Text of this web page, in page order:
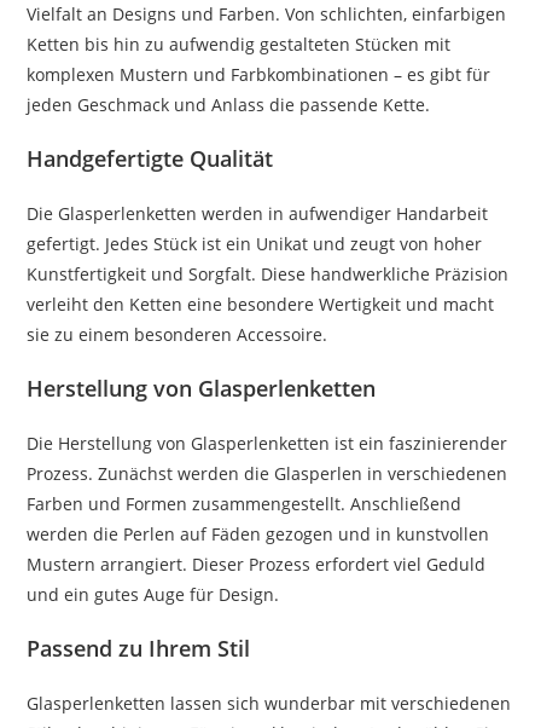
Vielfalt an Designs und Farben. Von schlichten, einfarbigen
Ketten bis hin zu aufwendig gestalteten Stücken mit
komplexen Mustern und Farbkombinationen – es gibt für
jeden Geschmack und Anlass die passende Kette.
Handgefertigte Qualität
Die Glasperlenketten werden in aufwendiger Handarbeit
gefertigt. Jedes Stück ist ein Unikat und zeugt von hoher
Kunstfertigkeit und Sorgfalt. Diese handwerkliche Präzision
verleiht den Ketten eine besondere Wertigkeit und macht
sie zu einem besonderen Accessoire.
Herstellung von Glasperlenketten
Die Herstellung von Glasperlenketten ist ein faszinierender
Prozess. Zunächst werden die Glasperlen in verschiedenen
Farben und Formen zusammengestellt. Anschließend
werden die Perlen auf Fäden gezogen und in kunstvollen
Mustern arrangiert. Dieser Prozess erfordert viel Geduld
und ein gutes Auge für Design.
Passend zu Ihrem Stil
Glasperlenketten lassen sich wunderbar mit verschiedenen